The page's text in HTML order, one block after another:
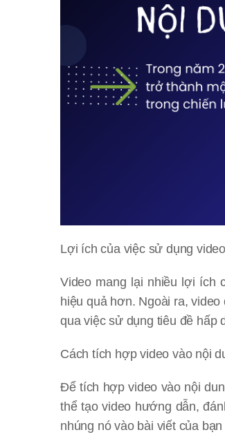
Lợi ích của việc sử dụng
Video mang lại nhiều lợi ích
hiệu quả hơn. Ngoài ra,
qua việc sử dụng tiêu đề hấp
Cách tích hợp video vào nội
Để tích hợp video vào nội
thể tạo video hướng dẫn,
nhúng nó vào bài viết của